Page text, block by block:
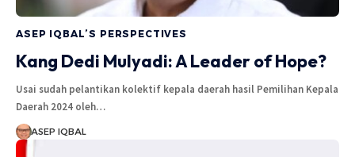
ASEP IQBAL’S PERSPECTIVES
Kang Dedi Mulyadi: A Leader of Hope?
Usai sudah pelantikan kolektif kepala daerah hasil Pemilihan Kepala
Daerah 2024 oleh…
ASEP IQBAL